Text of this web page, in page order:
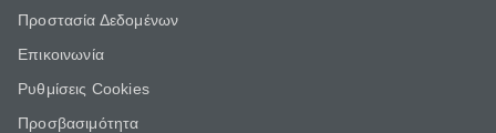
Προστασία Δεδομένων
Επικοινωνία
Ρυθμίσεις Cookies
Προσβασιμότητα